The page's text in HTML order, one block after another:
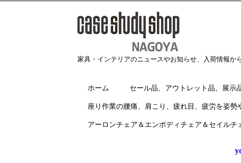
家具・インテリアのニュースやお知らせ、入荷情報か
ホーム セール品、アウトレット品、展示
座り作業の腰痛、肩こり、疲れ目、疲労を姿勢
アーロンチェア＆エンボディチェア＆セイルチ